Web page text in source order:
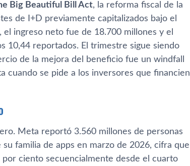
Big Beautiful Bill Act, la reforma fiscal de la
de I+D previamente capitalizados bajo el
ingreso neto fue de 18.700 millones y el
10,44 reportados. El trimestre sigue siendo
de la mejora del beneficio fue un windfall
cuando se pide a los inversores que financien
Meta reportó 3.560 millones de personas
familia de apps en marzo de 2026, cifra que
ciento secuencialmente desde el cuarto